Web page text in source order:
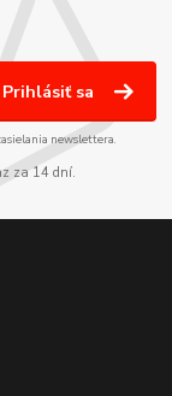
Prihlásiť sa
newslettera.
za 14 dní.